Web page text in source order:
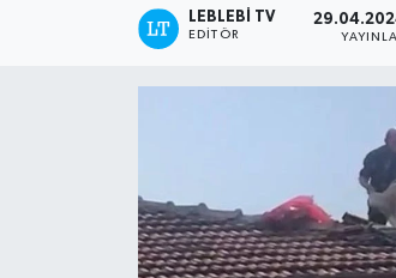
LEBLEBI TV
EDITÖR